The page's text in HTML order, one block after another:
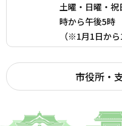
土曜・日曜・
時から午後5時
（※1月1日から
市役所・